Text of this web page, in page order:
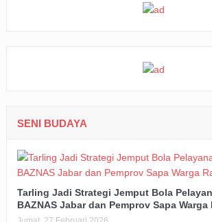
SENI BUDAYA
Tarling Jadi Strategi Jemput Bola
BAZNAS Jabar dan Pemprov Sapa Warga